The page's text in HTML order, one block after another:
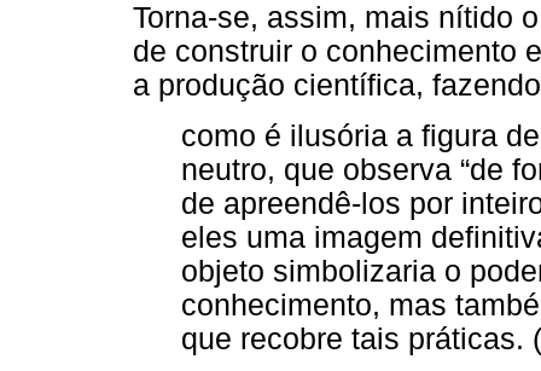
Torna-se, assim, mais nítido
de construir o conhecimento
a produção científica,
como é ilusória a figura
neutro, que observa “de
de apreendê-los por
eles uma imagem
objeto simbolizaria o
conhecimento, mas
que recobre tais práticas.